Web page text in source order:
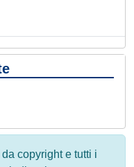
copyright e tutti i